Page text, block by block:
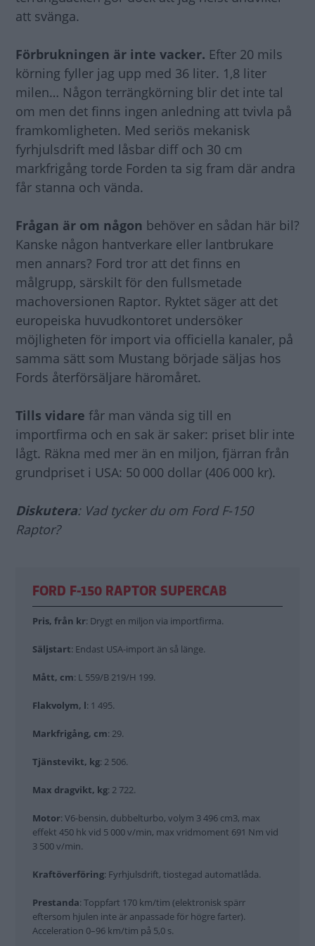
att svänga.
Förbrukningen är inte vacker. Efter 20 mils
körning fyller jag upp med 36 liter. 1,8 liter
milen… Någon terrängkörning blir det inte tal
om men det finns ingen anledning att tvivla på
framkomligheten. Med seriös mekanisk
fyrhjulsdrift med låsbar diff och 30 cm
markfrigång torde Forden ta sig fram där andra
får stanna och vända.
Frågan är om någon behöver en sådan här bil?
Kanske någon hantverkare eller lantbrukare
men annars? Ford tror att det finns en
målgrupp, särskilt för den fullsmetade
machoversionen Raptor. Ryktet säger att det
europeiska huvudkontoret undersöker
möjligheten för import via officiella kanaler, på
samma sätt som Mustang började säljas hos
Fords återförsäljare häromåret.
Tills vidare får man vända sig till en
importfirma och en sak är saker: priset blir inte
lågt. Räkna med mer än en miljon, fjärran från
grundpriset i USA: 50 000 dollar (406 000 kr).
Diskutera: Vad tycker du om Ford F-150
Raptor?
FORD F-150 RAPTOR SUPERCAB
Pris, från kr: Drygt en miljon via importfirma.
Säljstart: Endast USA-import än så länge.
Mått, cm: L 559/B 219/H 199.
Flakvolym, l: 1 495.
Markfrigång, cm: 29.
Tjänstevikt, kg: 2 506.
Max dragvikt, kg: 2 722.
Motor: V6-bensin, dubbelturbo, volym 3 496 cm3, max
effekt 450 hk vid 5 000 v/min, max vridmoment 691 Nm vid
3 500 v/min.
Kraftöverföring: Fyrhjulsdrift, tiostegad automatlåda.
Prestanda: Toppfart 170 km/tim (elektronisk spärr
eftersom hjulen inte är anpassade för högre farter).
Acceleration 0–96 km/tim på 5,0 s.